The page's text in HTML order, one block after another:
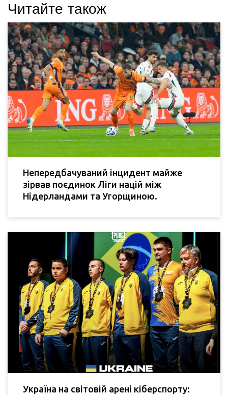
Читайте також
Непередбачуваний інцидент майже
зірвав поєдинок Ліги націй між
Нідерландами та Угорщиною.
Україна на світовій арені кіберспорту: